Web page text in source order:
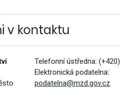
v kontaktu
Telefonní ústředna: (+420)
Elektronická podatelna:
podatelna@mzd.gov.cz